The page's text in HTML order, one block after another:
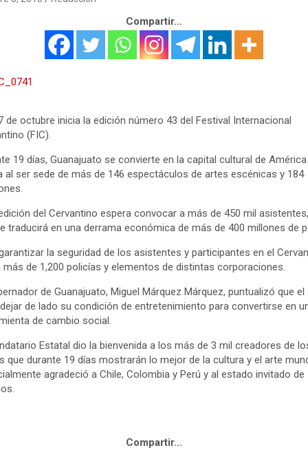
Compartir...
de octubre inicia la edición número 43 del Festival Internacional
(FIC).
19 días, Guanajuato se convierte en la capital cultural de América
al ser sede de más de 146 espectáculos de artes escénicas y 184
del Cervantino espera convocar a más de 450 mil
traducirá en una derrama económica de más de 400 millones de
la seguridad de los asistentes y participantes en el
más de 1,200 policías y elementos de distintas corporaciones.
de Guanajuato, Miguel Márquez Márquez, puntualizó que el
de lado su condición de entretenimiento para convertirse en
de cambio social.
Estatal dio la bienvenida a los más de 3 mil creadores de
que durante 19 días mostrarán lo mejor de la cultura y el arte
agradeció a Chile, Colombia y Perú y al estado invitado de
Compartir...